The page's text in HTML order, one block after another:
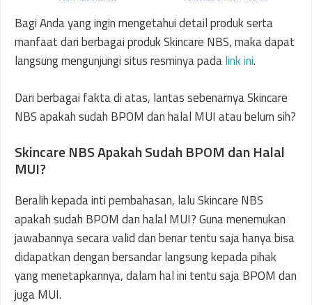
Bagi Anda yang ingin mengetahui detail produk serta
manfaat dari berbagai produk Skincare NBS, maka dapat
langsung mengunjungi situs resminya padalink ini.
Dari berbagai fakta di atas, lantas sebenarnya Skincare
NBS apakah sudah BPOM dan halal MUI atau belum sih?
Skincare NBS Apakah Sudah BPOM dan Halal
MUI?
Beralih kepada inti pembahasan, lalu Skincare NBS
apakah sudah BPOM dan halal MUI? Guna menemukan
jawabannya secara valid dan benar tentu saja hanya bisa
didapatkan dengan bersandar langsung kepada pihak
yang menetapkannya, dalam hal ini tentu saja BPOM dan
juga MUI.